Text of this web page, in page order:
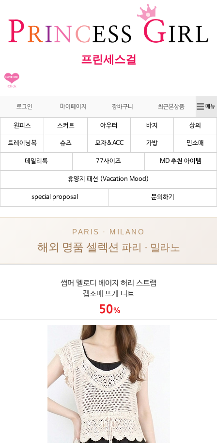
프린세스걸
로그인 마이페이지 장바구니 최근본상품
원피스 스커트 아우터 바지 상의
트레이닝복 슈즈 모자&ACC 가방 민소매
데일리룩 77사이즈 MD 추천 아이템
휴양지 패션 (Vacation Mood)
special proposal 문의하기
PARIS · MILANO
해외 명품 셀렉션 파리 · 밀라노
썸머 멜로디 베이지 허리 스트랩
캡소매 뜨개 니트